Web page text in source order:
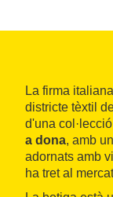
La firma
districte tèxtil
d'una
a dona, amb
adornats amb
ha tret al